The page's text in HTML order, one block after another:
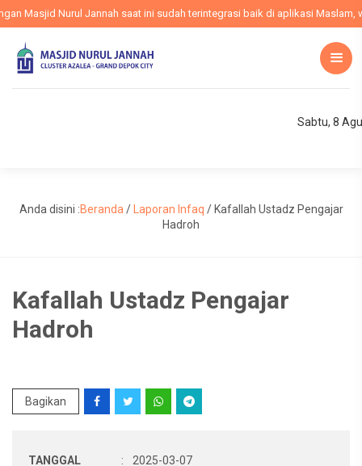
Masjid Nurul Jannah saat ini sudah terintegrasi baik di aplikasi Maslam,
Sabtu, 8
Anda disini :Beranda / Laporan Infaq / Kafallah Ustadz Pengajar
Hadroh
Kafallah Ustadz Pengajar
Hadroh
Bagikan
TANGGAL : 2025-03-07